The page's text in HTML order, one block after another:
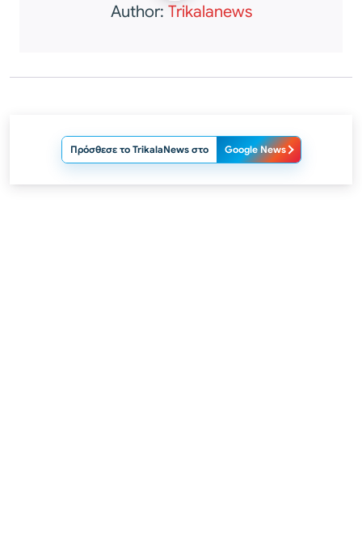
Author: Trikalanews
Πρόσθεσε το TrikalaNews στο Google News